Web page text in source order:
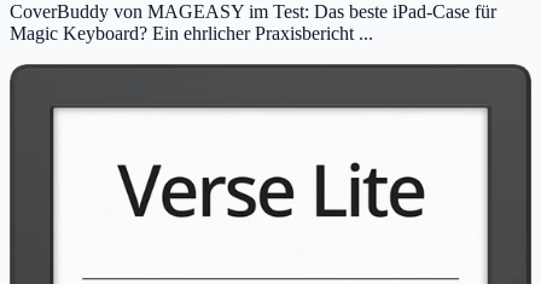
CoverBuddy von MAGEASY im Test: Das beste iPad-Case für
Magic Keyboard? Ein ehrlicher Praxisbericht ...